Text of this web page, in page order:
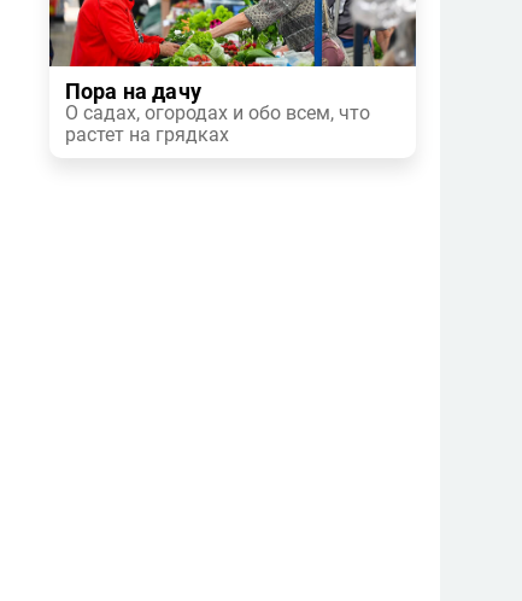
Пора на дачу
О садах, огородах и обо всем, что
растет на грядках